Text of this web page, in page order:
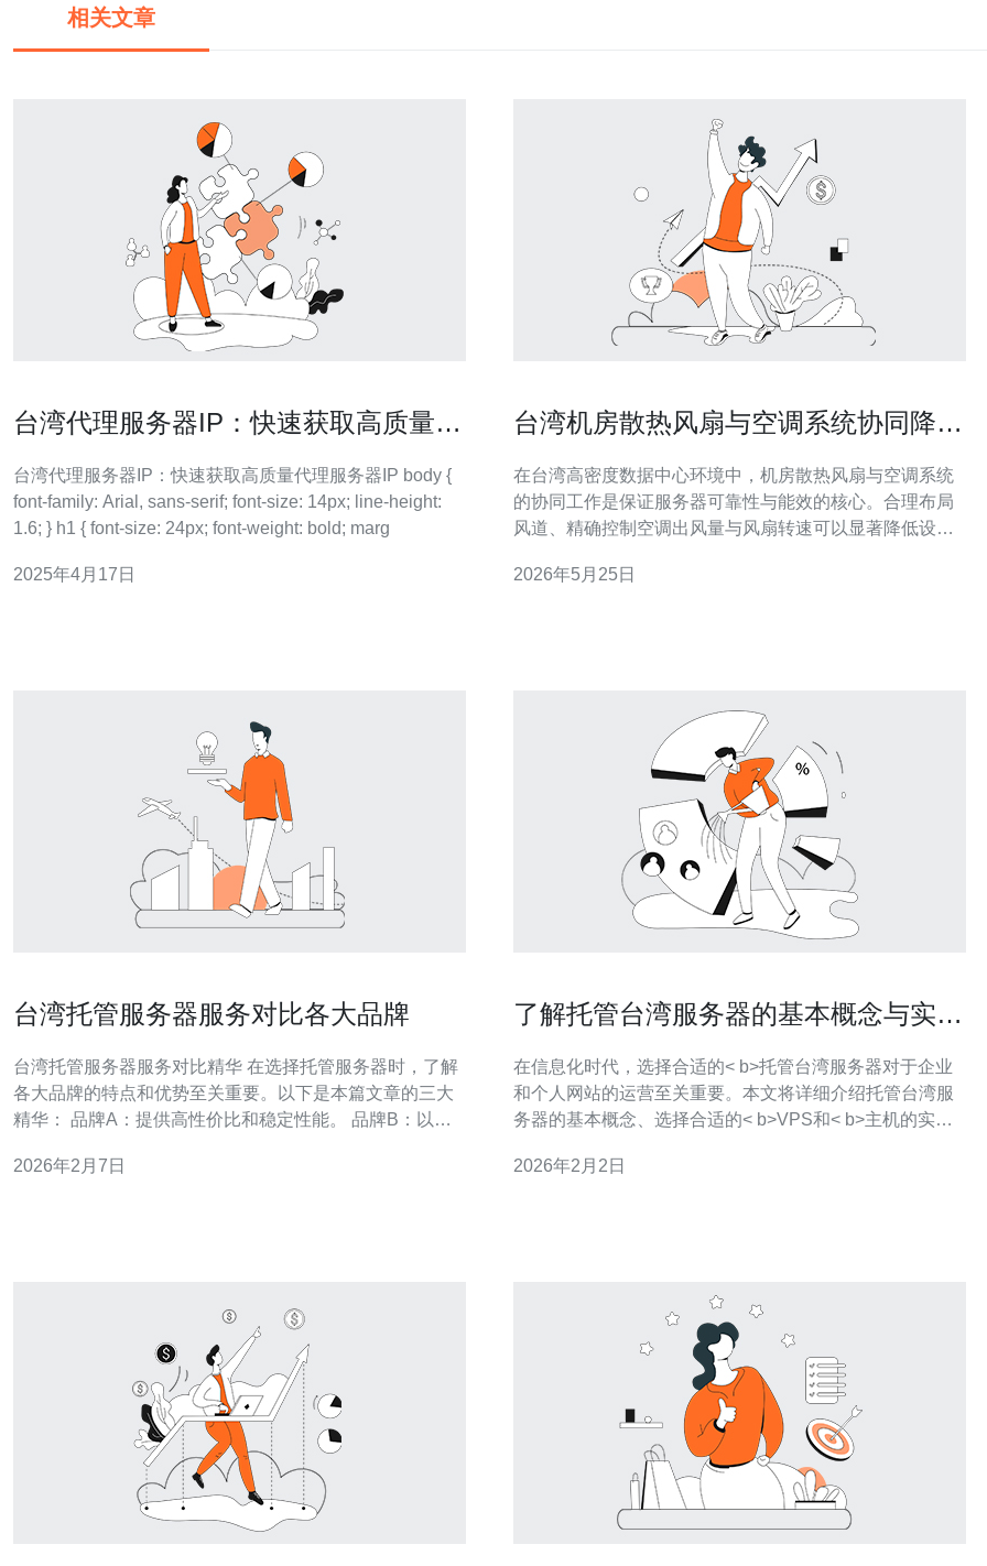
相关文章
台湾代理服务器IP：快速获取高质量代
台湾代理服务器IP：快速获取高质量代理服务器IP body {
font-family: Arial, sans-serif; font-size: 14px; line-height:
1.6; } h1 { font-size: 24px; font-weight: bold; marg
2025年4月17日
台湾机房散热风扇与空调系统协同降温
在台湾高密度数据中心环境中，机房散热风扇与空调系统
的协同工作是保证服务器可靠性与能效的核心。合理布局
风道、精确控制空调出风量与风扇转速可以显著降低设备
热通道（Hot/Cold Aisle）布置，配合机柜门和地板孔的封
2026年5月25日
台湾托管服务器服务对比各大品牌
台湾托管服务器服务对比精华 在选择托管服务器时，了解
各大品牌的特点和优势至关重要。以下是本篇文章的三大
精华： 品牌A：提供高性价比和稳定性能。 品牌B：以客
大的扩展性。 在当今数字化时代，选择合适的托管服务器
2026年2月7日
了解托管台湾服务器的基本概念与实用
在信息化时代，选择合适的< b>托管台湾服务器对于企业
和个人网站的运营至关重要。本文将详细介绍托管台湾服
务器的基本概念、选择合适的< b>VPS和< b>主机的实用
是托管台湾服务器 托管台湾服务器是指将服务器设备放置
2026年2月2日